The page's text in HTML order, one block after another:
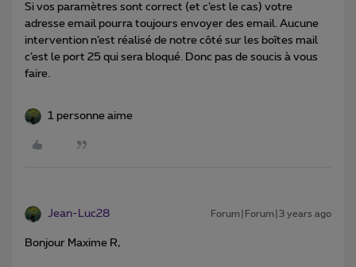
Si vos paramètres sont correct (et c’est le cas) votre
adresse email pourra toujours envoyer des email. Aucune
intervention n’est réalisé de notre côté sur les boîtes mail
c’est le port 25 qui sera bloqué. Donc pas de soucis à vous
faire.
1 personne aime
Jean-Luc28 Forum|Forum|3 years ago
Bonjour Maxime R,